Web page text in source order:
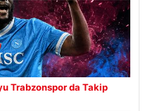
Trabzonspor da Takip